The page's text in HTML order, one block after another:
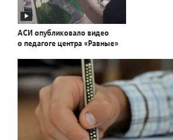
АСИ опубликовало видео
о педагоге центра «Равные»